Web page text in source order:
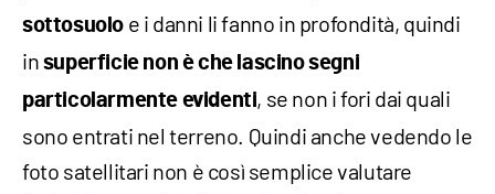
sottosuolo e i danni li fanno in profondità, quindi
in superficie non è che lascino segni
particolarmente evidenti, se non i fori dai quali
sono entrati nel terreno. Quindi anche vedendo le
foto satellitari non è così semplice valutare